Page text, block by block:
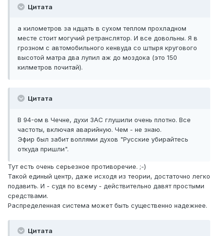
Цитата
а километров за ндцать в сухом теплом прохладном
месте стоит могучий ретранслятор. И все довольны. Я в
грозном с автомобильного кенвуда со штыря кругового
высотой матра два лупил аж до моздока (это 150
килметров почитай).
Цитата
В 94-ом в Чечне, духи ЗАС глушили очень плотно. Все
частоты, включая аварийную. Чем - не знаю.
Эфир был забит воплями духов "Русские убирайтесь
откуда пришли".
Тут есть очень серьезное противоречие. ;-)
Такой единый центр, даже исходя из теории, достаточно легко
подавить. И - судя по всему - действительно давят простыми
средствами.
Распределенная система может быть существенно надежнее.
Цитата